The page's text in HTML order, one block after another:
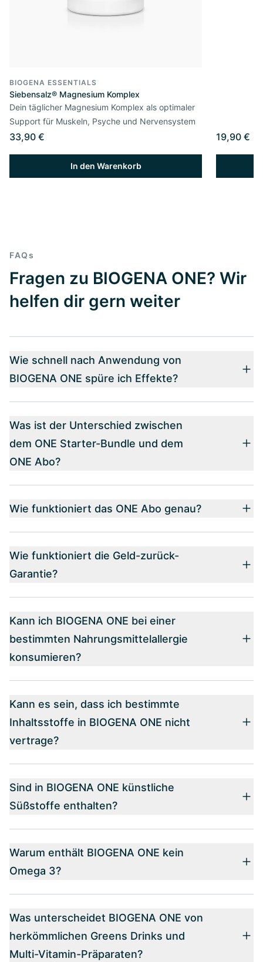
BIOGENA ESSENTIALS
Siebensalz® Magnesium Komplex
Dein täglicher Magnesium Komplex als optimaler
Support für Muskeln, Psyche und Nervensystem
33,90 €
In den Warenkorb
19,90 €
FAQs
Fragen zu BIOGENA ONE? Wir
helfen dir gern weiter
Wie schnell nach Anwendung von
BIOGENA ONE spüre ich Effekte?
Was ist der Unterschied zwischen
dem ONE Starter-Bundle und dem
ONE Abo?
Wie funktioniert das ONE Abo genau?
Wie funktioniert die Geld-zurück-
Garantie?
Kann ich BIOGENA ONE bei einer
bestimmten Nahrungsmittelallergie
konsumieren?
Kann es sein, dass ich bestimmte
Inhaltsstoffe in BIOGENA ONE nicht
vertrage?
Sind in BIOGENA ONE künstliche
Süßstoffe enthalten?
Warum enthält BIOGENA ONE kein
Omega 3?
Was unterscheidet BIOGENA ONE von
herkömmlichen Greens Drinks und
Multi-Vitamin-Präparaten?